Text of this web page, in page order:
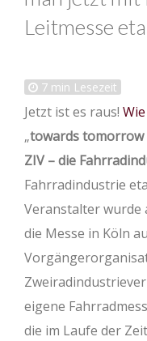
Leitmesse
7 min Lesezeit
Jetzt ist es raus!
„towards tomorrow
ZIV – die
Fahrradindustrie
Veranstalter wurde
die Messe in Köln
eigene
die im Laufe der